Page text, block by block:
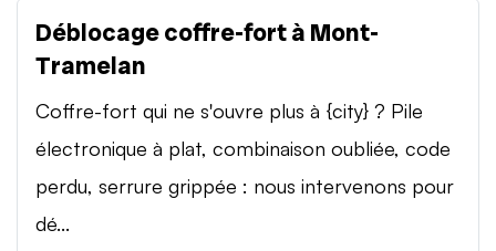
Déblocage coffre-fort à Mont-
Tramelan
Coffre-fort qui ne s'ouvre plus à {city} ? Pile
électronique à plat, combinaison oubliée, code
perdu, serrure grippée : nous intervenons pour
dé...